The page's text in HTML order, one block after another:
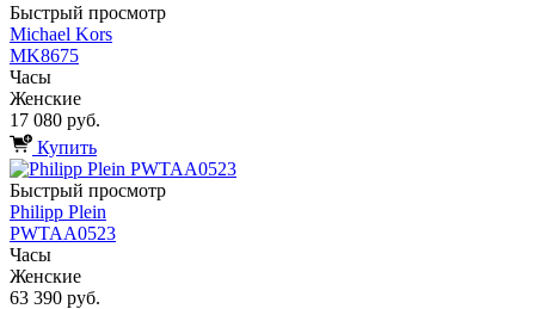
Быстрый просмотр
Michael Kors
MK8675
Часы
Женские
17 080 руб.
Купить
Быстрый просмотр
Philipp Plein
PWTAA0523
Часы
Женские
63 390 руб.